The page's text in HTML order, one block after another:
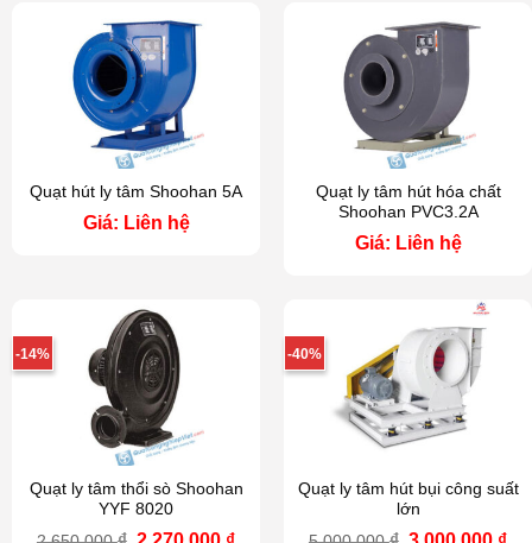
Quạt hút ly tâm Shoohan 5A
Giá: Liên hệ
Quạt ly tâm hút hóa chất
Shoohan PVC3.2A
Giá: Liên hệ
-14%
Quạt ly tâm thổi sò Shoohan
YYF 8020
Giá Giá
-40%
Quạt ly tâm hút bụi công suất
lớn
Giá